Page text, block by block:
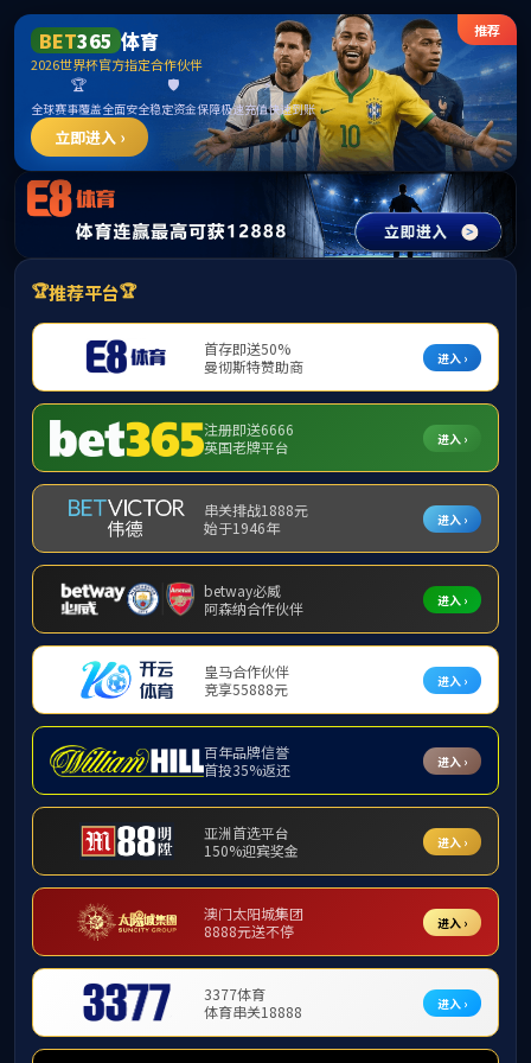
******
fun88·(乐天堂)官方网站
导
航
菜
单
郭彩星教授
共4条 上页 下页